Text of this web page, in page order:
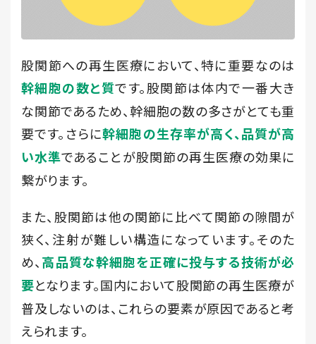
股関節への再生医療において、特に重要なのは
幹細胞の数と質です。股関節は体内で一番大き
な関節であるため、幹細胞の数の多さがとても重
要です。さらに幹細胞の生存率が高く、品質が高
い水準であることが股関節の再生医療の効果に
繋がります。
また、股関節は他の関節に比べて関節の隙間が
狭く、注射が難しい構造になっています。そのた
め、高品質な幹細胞を正確に投与する技術が必
要となります。国内において股関節の再生医療が
普及しないのは、これらの要素が原因であると考
えられます。